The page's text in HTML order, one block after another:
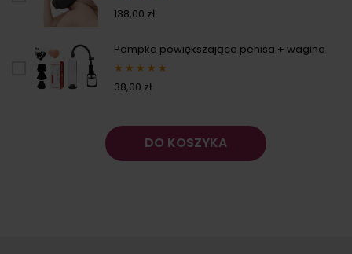
138,00 zł
Pompka powiększająca penisa + wagina
★ ★ ★ ★ ★
38,00 zł
DO KOSZYKA